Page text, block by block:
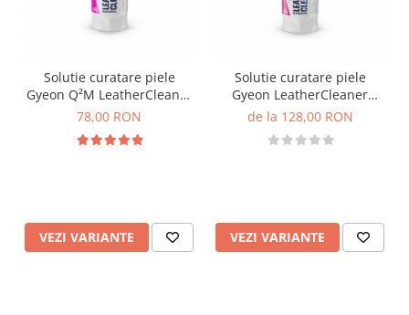
Solutie curatare piele
Gyeon Q²M LeatherCleaner
Natural
78,00 RON
VEZI VARIANTE
Solutie curatare piele
Gyeon LeatherCleaner
Strong
de la 128,00 RON
VEZI VARIANTE